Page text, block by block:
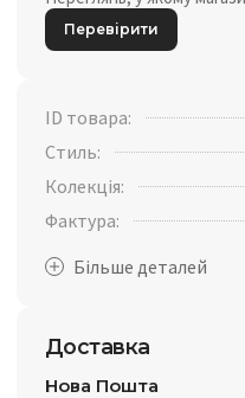
Перевірити
ID товара:
Стиль:
Колекція:
Фактура:
Доставка
Нова Пошта